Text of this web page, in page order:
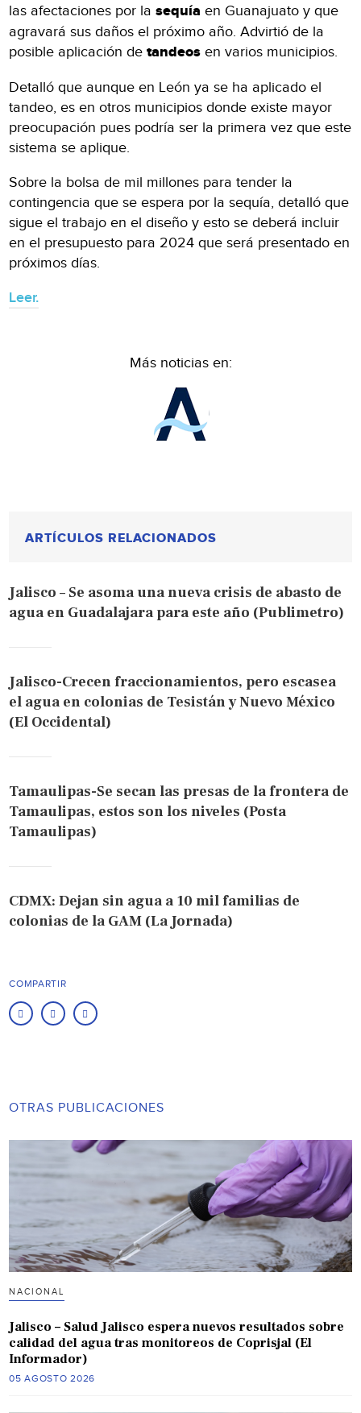
las afectaciones por lasequíaen Guanajuato y que
agravará sus daños el próximo año. Advirtió de la
posible aplicación detandeosen varios municipios.
Detalló que aunque en León ya se ha aplicado el
tandeo, es en otros municipios donde existe mayor
preocupación pues podría ser la primera vez que este
sistema se aplique.
Sobre la bolsa de mil millones para tender la
contingencia que se espera por la sequía, detalló que
sigue el trabajo en el diseño y esto se deberá incluir
en el presupuesto para 2024 que será presentado en
próximos días.
Leer.
Más noticias en:
ARTÍCULOS RELACIONADOS
Jalisco – Se asoma una nueva crisis de abasto de
agua en Guadalajara para este año (Publimetro)
Jalisco-Crecen fraccionamientos, pero escasea
el agua en colonias de Tesistán y Nuevo México
(El Occidental)
Tamaulipas-Se secan las presas de la frontera de
Tamaulipas, estos son los niveles (Posta
Tamaulipas)
CDMX: Dejan sin agua a 10 mil familias de
colonias de la GAM (La Jornada)
COMPARTIR
OTRAS PUBLICACIONES
NACIONAL
Jalisco – Salud Jalisco espera nuevos resultados sobre
calidad del agua tras monitoreos de Coprisjal (El
Informador)
05 AGOSTO 2026